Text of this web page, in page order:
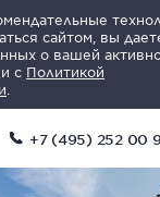
сайтом, вы
о вашей
с Политикой
+7 (495) 252 00